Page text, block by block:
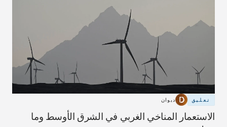
تعليق ديوان
الاستعمار المناخي الغربي في الشرق الأوسط وما